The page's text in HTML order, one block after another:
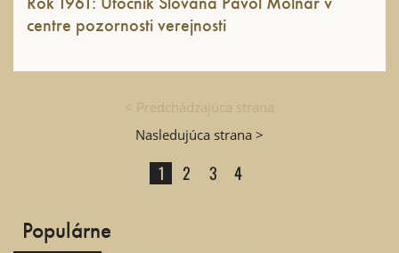
centre pozornosti verejnosti
< Predchádzajúca strana
Nasledujúca strana >
1 2 3 4
Populárne